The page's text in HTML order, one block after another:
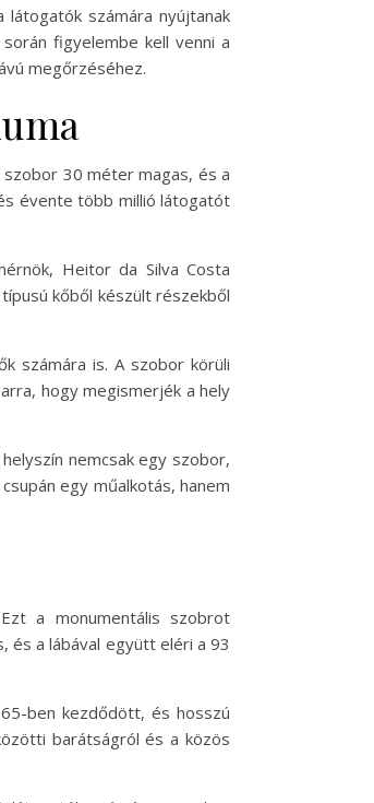
számára nyújtanak
figyelembe kell venni a
megőrzéséhez.
szobor 30 méter magas, és a
évente több millió látogatót
Heitor da Silva Costa
kőből készült részekből
számára is. A szobor körüli
hogy megismerjék a hely
nemcsak egy szobor,
egy műalkotás, hanem
a monumentális szobrot
és a lábával együtt eléri a 93
ben kezdődött, és hosszú
barátságról és a közös